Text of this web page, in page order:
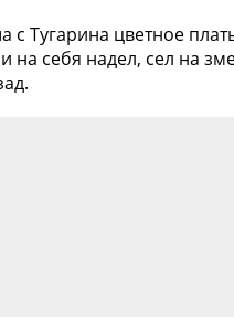
с Тугарина цветное
на себя надел, сел на